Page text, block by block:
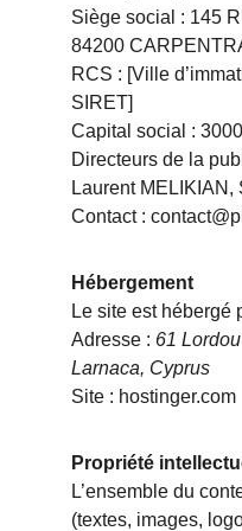
Siège social : 145
84200
RCS : [Ville
SIRET]
Capital social :
Directeurs de la
Laurent MELIKIAN,
Contact :
Hébergement
Le site est hébergé
Adresse : 61
Larnaca, Cyprus
Site : hostinger.com
Propriété
L’ensemble du
(textes, images,